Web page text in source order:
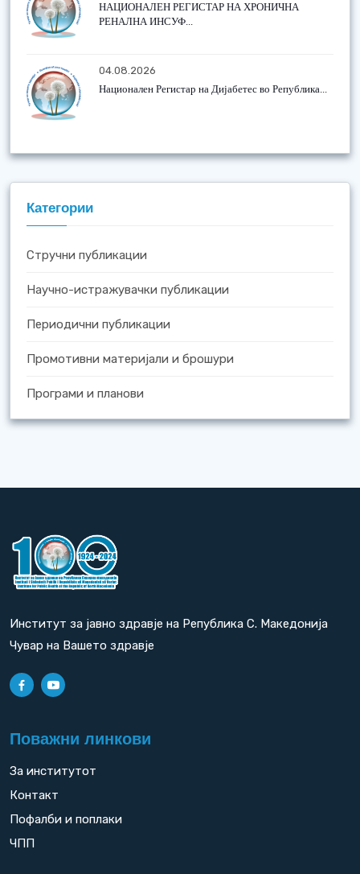
НАЦИОНАЛЕН РЕГИСТАР НА ХРОНИЧНА
РЕНАЛНА ИНСУФ...
04.08.2026
Национален Регистар на Дијабетес во Република...
Категории
Стручни публикации
Научно-истражувачки публикации
Периодични публикации
Промотивни материјали и брошури
Програми и планови
Институт за јавно здравје на Република С. Македонија
Чувар на Вашето здравје
Поважни линкови
За институтот
Контакт
Пофалби и поплаки
ЧПП